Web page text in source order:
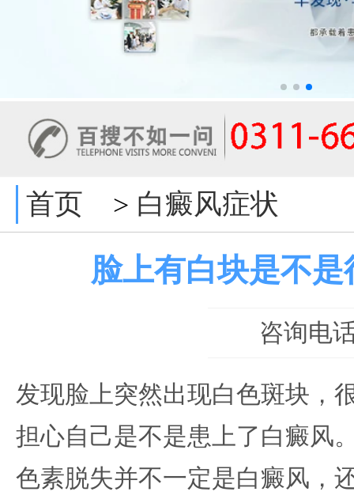
首页 > 白癜风症状
脸上有白块是不
咨询电
发现脸上突然出现白色斑块，
担心自己是不是患上了白癜风
色素脱失并不一定是白癜风，